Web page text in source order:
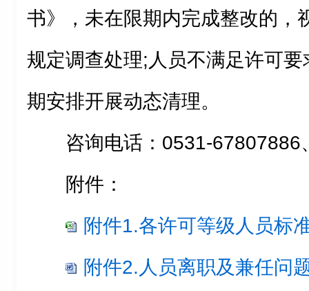
书》，未在限期内完成整改的，
规定调查处理;人员不满足许可
期安排开展动态清理。
咨询电话：0531-67807886
附件：
附件1.各许可等级人员标
附件2.人员离职及兼任问